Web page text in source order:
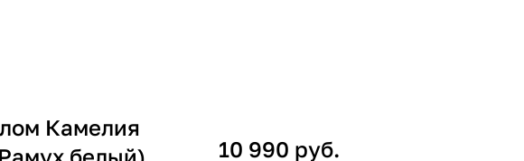
Камелия
10 990 руб.